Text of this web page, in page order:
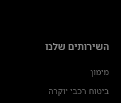
השירותים שלנו
מימון
ביטוח רכבי יוקרה